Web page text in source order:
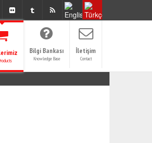
Bilgi Bankası
Knowledge Base
İletişim
Contact